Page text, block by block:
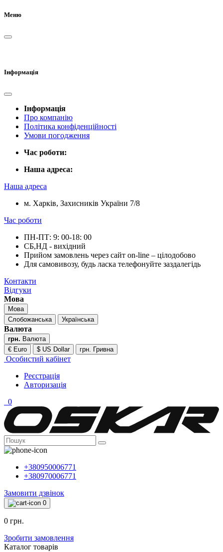
Меню
Інформація
Інформація
Про компанію
Політика конфіденційності
Умови погодження
Час роботи:
Наша адреса:
Наша адреса
м. Харків, Захисників України 7/8
Час роботи
ПН-ПТ: 9: 00-18: 00
СБ,НД - вихідний
Прийом замовлень через сайт on-line – цілодобово
Для самовивозу, будь ласка телефонуйте заздалегідь
Контакти
Відгуки
Мова
Мова
Слобожанська
Українська
Валюта
грн. Валюта
€ Euro
$ US Dollar грн. Гривна
Особистий кабінет
Реєстрація
Авторизація
0
+380950006771
+380970006771
Замовити дзвінок
0
0 грн.
Зробити замовлення
Каталог товарiв